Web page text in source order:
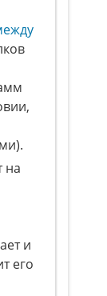
на
и
его